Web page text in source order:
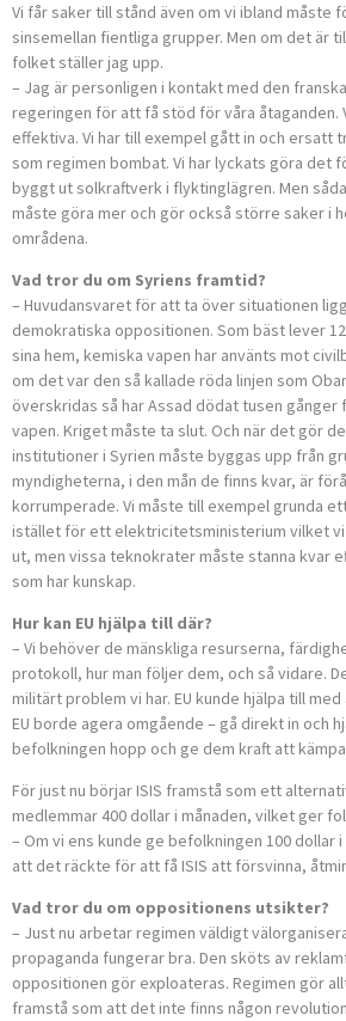
Vi får saker till stånd även om vi ibland måste
sinsemellan fientliga grupper. Men om det är
folket ställer jag upp.
– Jag är personligen i kontakt med den
regeringen för att få stöd för våra åtaganden.
effektiva. Vi har till exempel gått in och ersatt
som regimen bombat. Vi har lyckats göra det
byggt ut solkraftverk i flyktinglägren. Men
måste göra mer och gör också större saker i
områdena.
Vad tror du om Syriens framtid?
– Huvudansvaret för att ta över situationen
demokratiska oppositionen. Som bäst lever
sina hem, kemiska vapen har använts mot
om det var den så kallade röda linjen som
överskridas så har Assad dödat tusen gånger
vapen. Kriget måste ta slut. Och när det gör
institutioner i Syrien måste byggas upp från
myndigheterna, i den mån de finns kvar, är
korrumperade. Vi måste till exempel grunda
istället för ett elektricitetsministerium vilket vi
ut, men vissa teknokrater måste stanna kvar
som har kunskap.
Hur kan EU hjälpa till där?
– Vi behöver de mänskliga resurserna,
protokoll, hur man följer dem, och så vidare.
militärt problem vi har. EU kunde hjälpa till
EU borde agera omgående – gå direkt in och
befolkningen hopp och ge dem kraft att
För just nu börjar ISIS framstå som ett
medlemmar 400 dollar i månaden, vilket ger
– Om vi ens kunde ge befolkningen 100 dollar
att det räckte för att få ISIS att försvinna,
Vad tror du om oppositionens utsikter?
– Just nu arbetar regimen väldigt
propaganda fungerar bra. Den sköts av
oppositionen gör exploateras. Regimen gör
framstå som att det inte finns någon